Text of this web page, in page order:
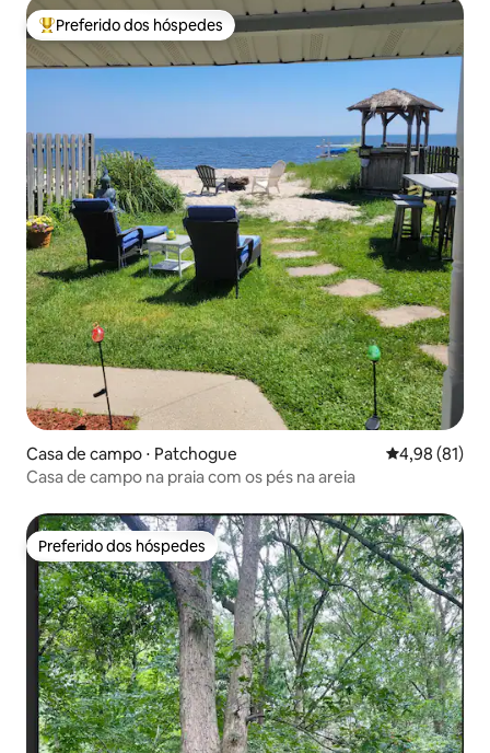
Entre os melhores preferidos dos hóspedes
Preferido dos hóspedes
Casa de campo ⋅ Patchogue 4,98 de uma
4,98 (81)
Casa de campo na praia com os pés na areia
Preferido dos hóspedes
Preferido dos hóspedes